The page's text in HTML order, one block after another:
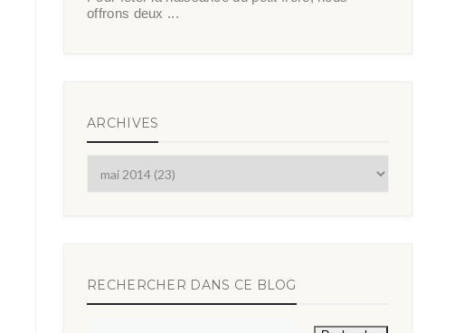
offrons deux ...
ARCHIVES
RECHERCHER DANS CE BLOG